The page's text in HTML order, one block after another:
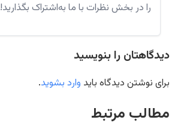
را در بخش نظرات با ما به‌اشتراک بگذارید!
دیدگاهتان را بنویسید
برای نوشتن دیدگاه باید وارد بشوید.
مطالب مرتبط